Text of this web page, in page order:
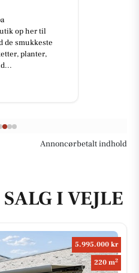
op her til
de smukkeste
planter,
Annoncørbetalt indhold
I VEJLE
5.995.000 kr
220 m2